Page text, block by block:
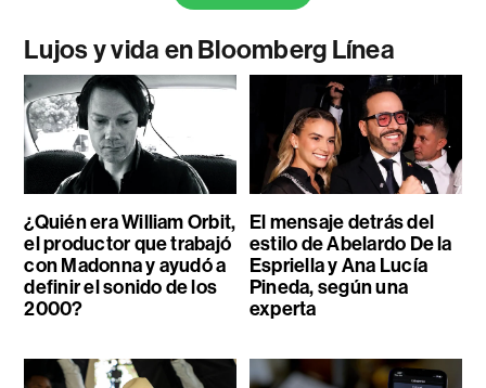
Lujos y vida en Bloomberg Línea
¿Quién era William Orbit,
el productor que trabajó
con Madonna y ayudó a
definir el sonido de los
2000?
El mensaje detrás del
estilo de Abelardo De la
Espriella y Ana Lucía
Pineda, según una
experta